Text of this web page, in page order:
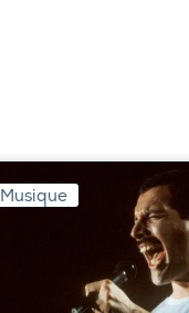
Musique